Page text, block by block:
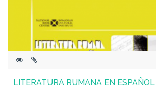
LITERATURA RUMANA EN ESPAÑOL